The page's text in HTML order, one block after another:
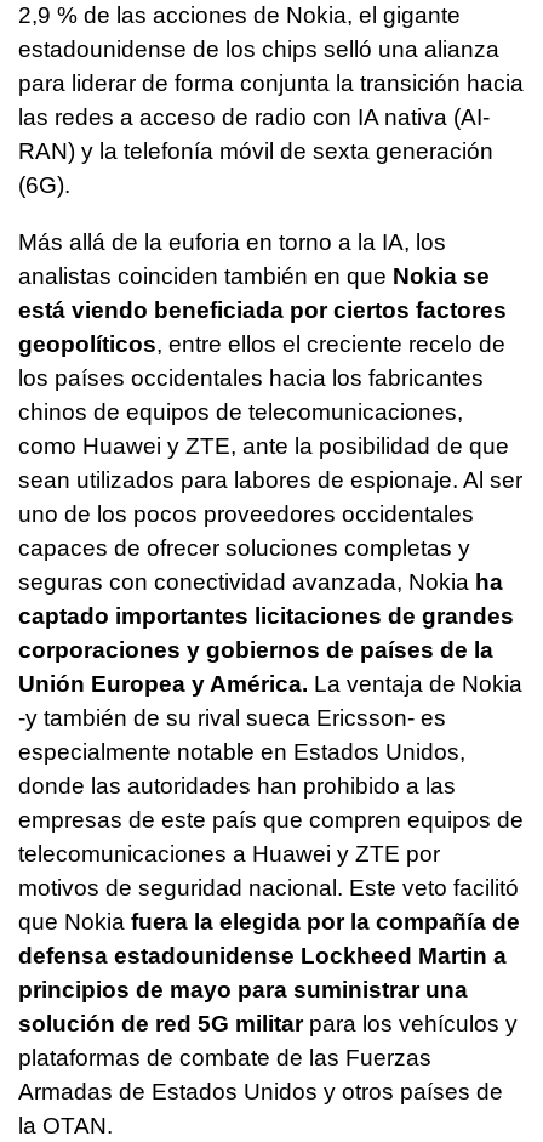
2,9 % de las acciones de Nokia, el gigante
estadounidense de los chips selló una alianza
para liderar de forma conjunta la transición hacia
las redes a acceso de radio con IA nativa (AI-
RAN) y la telefonía móvil de sexta generación
(6G).
Más allá de la euforia en torno a la IA, los
analistas coinciden también en que Nokia se
está viendo beneficiada por ciertos factores
geopolíticos, entre ellos el creciente recelo de
los países occidentales hacia los fabricantes
chinos de equipos de telecomunicaciones,
como Huawei y ZTE, ante la posibilidad de que
sean utilizados para labores de espionaje. Al ser
uno de los pocos proveedores occidentales
capaces de ofrecer soluciones completas y
seguras con conectividad avanzada, Nokia ha
captado importantes licitaciones de grandes
corporaciones y gobiernos de países de la
Unión Europea y América. La ventaja de Nokia
-y también de su rival sueca Ericsson- es
especialmente notable en Estados Unidos,
donde las autoridades han prohibido a las
empresas de este país que compren equipos de
telecomunicaciones a Huawei y ZTE por
motivos de seguridad nacional. Este veto facilitó
que Nokia fuera la elegida por la compañía de
defensa estadounidense Lockheed Martin a
principios de mayo para suministrar una
solución de red 5G militarpara los vehículos y
plataformas de combate de las Fuerzas
Armadas de Estados Unidos y otros países de
la OTAN.